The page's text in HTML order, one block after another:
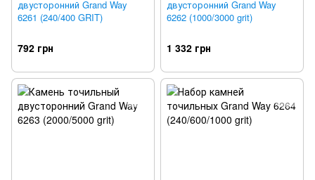
двусторонний Grand Way
6261 (240/400 GRIT)
792 грн
двусторонний Grand Way
6262 (1000/3000 grit)
1 332 грн